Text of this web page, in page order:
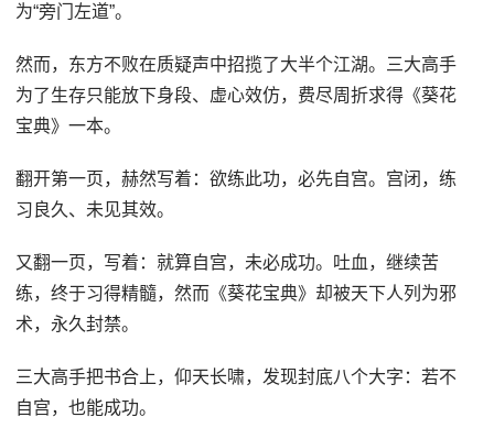
为“旁门左道”。
然而，东方不败在质疑声中招揽了大半个江湖。三大高手
为了生存只能放下身段、虚心效仿，费尽周折求得《葵花
宝典》一本。
翻开第一页，赫然写着：欲练此功，必先自宫。宫闭，练
习良久、未见其效。
又翻一页，写着：就算自宫，未必成功。吐血，继续苦
练，终于习得精髓，然而《葵花宝典》却被天下人列为邪
术，永久封禁。
三大高手把书合上，仰天长啸，发现封底八个大字：若不
自宫，也能成功。